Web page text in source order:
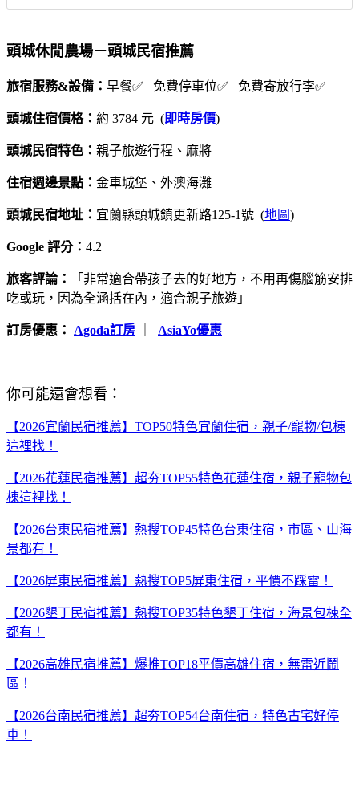
頭城休閒農場－頭城民宿推薦
旅宿服務&設備： 早餐✅ 免費停車位✅ 免費寄放行李✅
頭城住宿價格： 約 3784 元 (即時房價)
頭城民宿特色： 親子旅遊行程、麻將
住宿週邊景點： 金車城堡、外澳海灘
頭城民宿地址： 宜蘭縣頭城鎮更新路125-1號 (地圖)
Google 評分： 4.2
旅客評論：
「非常適合帶孩子去的好地方，不用再傷腦筋安排
吃或玩，因為全涵括在內，適合親子旅遊」
訂房優惠： Agoda訂房 AsiaYo優惠
你可能還會想看：
【2026宜蘭民宿推薦】TOP50特色宜蘭住宿，親子/寵物/包棟
這裡找！
【2026花蓮民宿推薦】超夯TOP55特色花蓮住宿，親子寵物包
棟這裡找！
【2026台東民宿推薦】熱搜TOP45特色台東住宿，市區、山海
景都有！
【2026屏東民宿推薦】熱搜TOP5屏東住宿，平價不踩雷！
【2026墾丁民宿推薦】熱搜TOP35特色墾丁住宿，海景包棟全
都有！
【2026高雄民宿推薦】爆推TOP18平價高雄住宿，無雷近鬧
區！
【2026台南民宿推薦】超夯TOP54台南住宿，特色古宅好停
車！